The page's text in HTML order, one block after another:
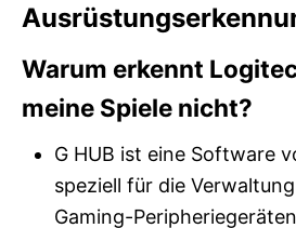
Warum erkennt
meine Spiele nicht?
G HUB ist eine Software
speziell für die
Gaming-